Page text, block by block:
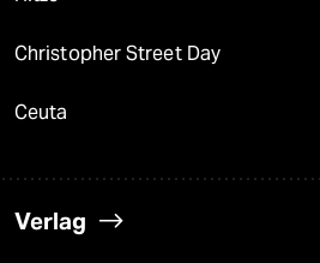
Christopher Street Day
Ceuta
Verlag